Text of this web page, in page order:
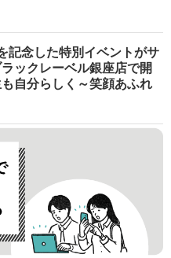
記念した特別イベントがサ
ックレーベル銀座店で開
自分らしく～笑顔あふれ